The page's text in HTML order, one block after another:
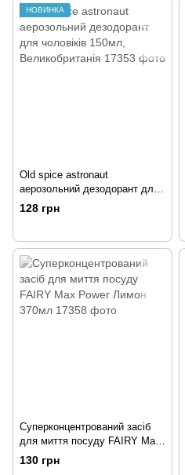
НОВИНКА
Old spice astronaut
аерозольний дезодорант для
чоловіків 150мл,
Великобританія
128 грн
Суперконцентрований засіб
для миття посуду FAIRY Max
Power Лимон 370мл
130 грн